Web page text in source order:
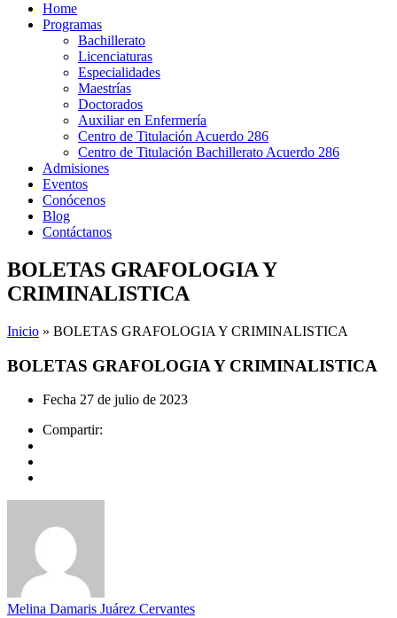
Home
Programas
Bachillerato
Licenciaturas
Especialidades
Maestrías
Doctorados
Auxiliar en Enfermería
Centro de Titulación Acuerdo 286
Centro de Titulación Bachillerato Acuerdo 286
Admisiones
Eventos
Conócenos
Blog
Contáctanos
BOLETAS GRAFOLOGIA Y
CRIMINALISTICA
Inicio » BOLETAS GRAFOLOGIA Y CRIMINALISTICA
BOLETAS GRAFOLOGIA Y CRIMINALISTICA
Fecha 27 de julio de 2023
Compartir:
Melina Damaris Juárez Cervantes